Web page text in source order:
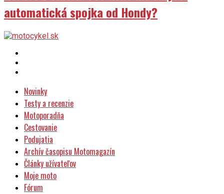
automatická spojka od Hondy?
Novinky
Testy a recenzie
Motoporadňa
Cestovanie
Podujatia
Archív časopisu Motomagazín
Články užívateľov
Moje moto
Fórum